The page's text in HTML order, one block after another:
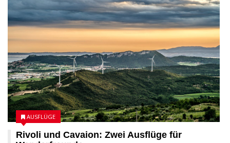
Rivoli und Cavaion: Zwei Ausflüge für
AUSFLÜGE